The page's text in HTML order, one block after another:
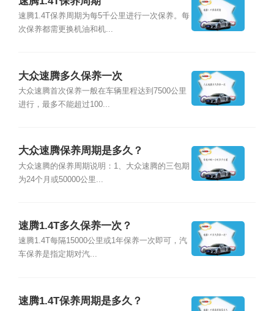
速腾1.4T保养周期为每5千公里进行一次保养。每
次保养都需更换机油和机...
大众速腾多久保养一次
大众速腾首次保养一般在车辆里程达到7500公里
进行，最多不能超过100...
大众速腾保养周期是多久？
大众速腾的保养周期说明：1、大众速腾的三包期
为24个月或50000公里...
速腾1.4T多久保养一次？
速腾1.4T每隔15000公里或1年保养一次即可，汽
车保养是指定期对汽...
速腾1.4T保养周期是多久？